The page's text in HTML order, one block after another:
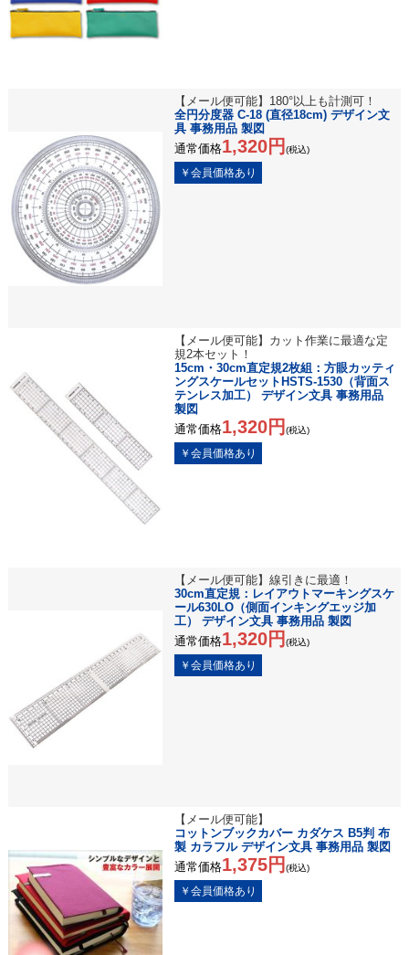
【メール便可能】180°以上も計測可！
全円分度器 C-18 (直径18cm) デザイン文
具 事務用品 製図
通常価格1,320円 (税込)
【メール便可能】カット作業に最適な定
規2本セット！
15cm・30cm直定規2枚組：方眼カッティ
ングスケールセットHSTS-1530（背面ス
テンレス加工） デザイン文具 事務用品
製図
通常価格1,320円 (税込)
【メール便可能】線引きに最適！
30cm直定規：レイアウトマーキングスケ
ール630LO（側面インキングエッジ加
工） デザイン文具 事務用品 製図
通常価格1,320円 (税込)
【メール便可能】
コットンブックカバー カダケス B5判 布
製 カラフル デザイン文具 事務用品 製図
通常価格1,375円 (税込)